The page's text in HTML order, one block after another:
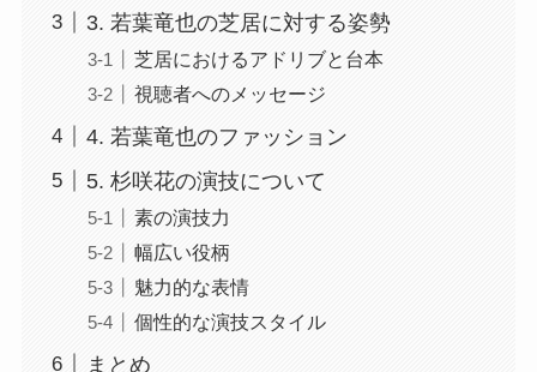
3. 若葉竜也の芝居に対する姿勢
芝居におけるアドリブと台本
視聴者へのメッセージ
4. 若葉竜也のファッション
5. 杉咲花の演技について
素の演技力
幅広い役柄
魅力的な表情
個性的な演技スタイル
まとめ